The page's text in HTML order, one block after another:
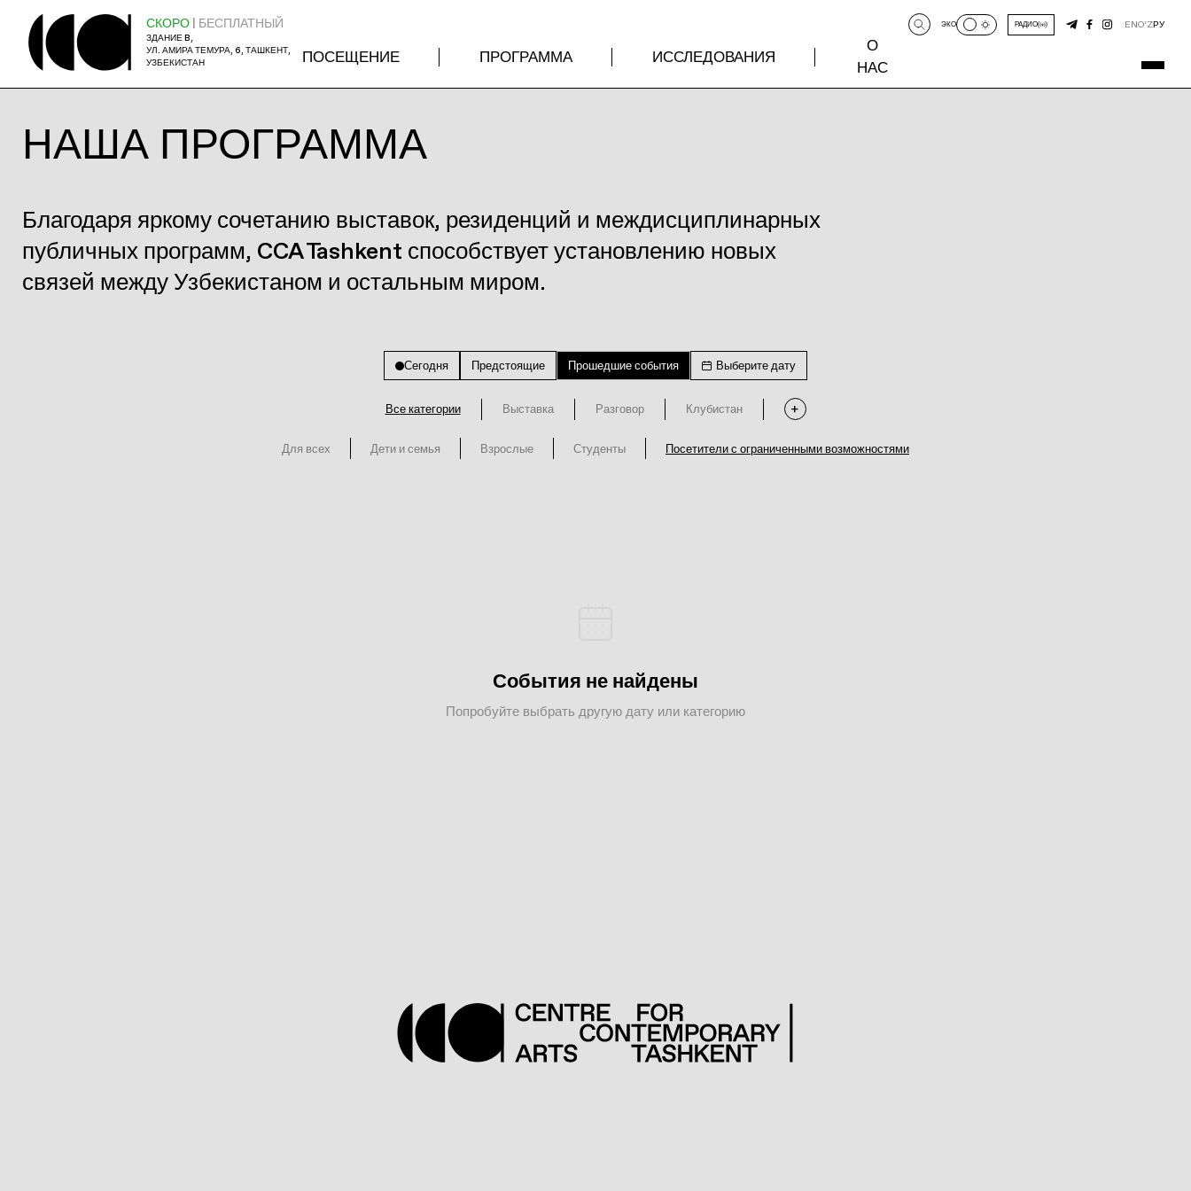
СКОРО | БЕСПЛАТНЫЙ
ЗДАНИЕ B,
УЛ. АМИРА ТЕМУРА, 6, ТАШКЕНТ,
УЗБЕКИСТАН
ПОСЕЩЕНИЕ ПРОГРАММА ИССЛЕДОВАНИЯ
О
НАС
ЭКО РАДИО ENO‘ZРУ
НАША ПРОГРАММА
Благодаря яркому сочетанию выставок, резиденций и междисциплинарных
публичных программ, CCA Tashkent способствует установлению новых
связей между Узбекистаном и остальным миром.
Сегодня Предстоящие Прошедшие события Выберите дату
Все категории Выставка Разговор Клубистан
Для всех Дети и семья Взрослые Студенты Посетители с ограниченными возможностями
События не найдены
Попробуйте выбрать другую дату или категорию